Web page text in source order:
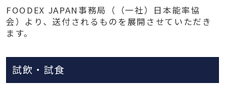
FOODEX JAPAN事務局（（一社）日本能率協
会）より、送付されるものを展開させていただき
ます。
試飲・試食